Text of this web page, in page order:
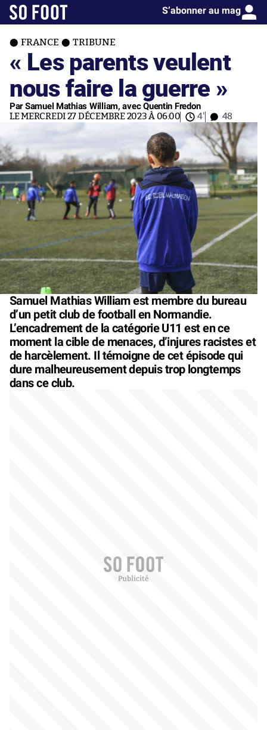
S’abonner au mag
FRANCE TRIBUNE
« Les parents veulent
nous faire la guerre »
Par Samuel Mathias William, avec Quentin Fredon
LE MERCREDI 27 DÉCEMBRE 2023 À 06:00 4' 48
Samuel Mathias William est membre du bureau
d’un petit club de football en Normandie.
L’encadrement de la catégorie U11 est en ce
moment la cible de menaces, d’injures racistes et
de harcèlement. Il témoigne de cet épisode qui
dure malheureusement depuis trop longtemps
dans ce club.